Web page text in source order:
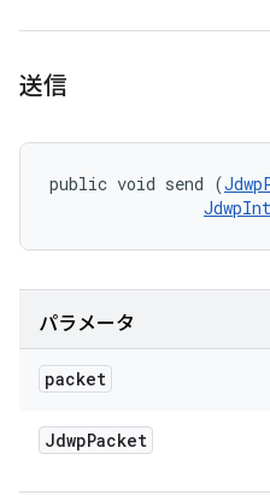
送信
public void send (
パラメータ
packet
JdwpPacket